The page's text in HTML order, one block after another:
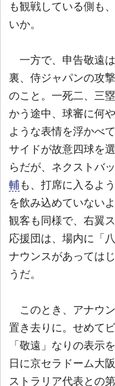
も観戦している側も
いか。
一方で、申告敬遠
裏、侍ジャパンの攻
のこと。一死二、三
かう途中、球審に何
ような表情を浮かべ
サイドが故意四球を
らだが、ネクストバ
輔 も、打席に入るよ
を飲み込めていない
観客も同様で、右翼
応援団は、場内に「
ナウンスがあっては
うだ。
このとき、アナウ
置き去りに。せめて
「敬遠」なりの表示
日に京セラドーム大
ストラリア代表との